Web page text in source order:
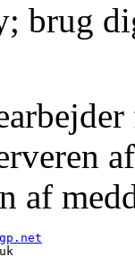
brug
af